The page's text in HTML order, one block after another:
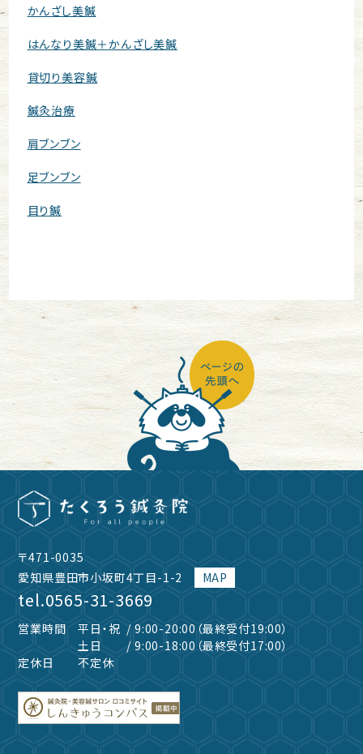
かんざし美鍼
はんなり美鍼＋かんざし美鍼
貸切り美容鍼
鍼灸治療
肩ブンブン
足ブンブン
目り鍼
〒471-0035
愛知県豊田市小坂町4丁目-1-2
MAP
tel.0565-31-3669
営業時間 平日・祝 / 9:00-20:00（最終受付19:00）
土日
/ 9:00-18:00（最終受付17:00）
定休日
不定休